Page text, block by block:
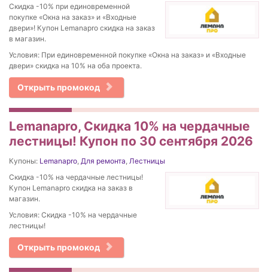
Скидка -10% при единовременной
покупке «Окна на заказ» и «Входные
двери»! Купон Lemanapro скидка на заказ
в магазин.
Условия: При единовременной покупке «Окна на заказ» и «Входные
двери» скидка на 10% на оба проекта.
Открыть промокод
Lemanapro, Скидка 10% на чердачные
лестницы! Купон по 30 сентября 2026
Купоны: Lemanapro, Для ремонта, Лестницы
Скидка -10% на чердачные лестницы!
Купон Lemanapro скидка на заказ в
магазин.
Условия: Скидка -10% на чердачные
лестницы!
Открыть промокод